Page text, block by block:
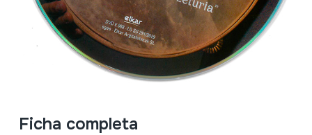
Ficha completa